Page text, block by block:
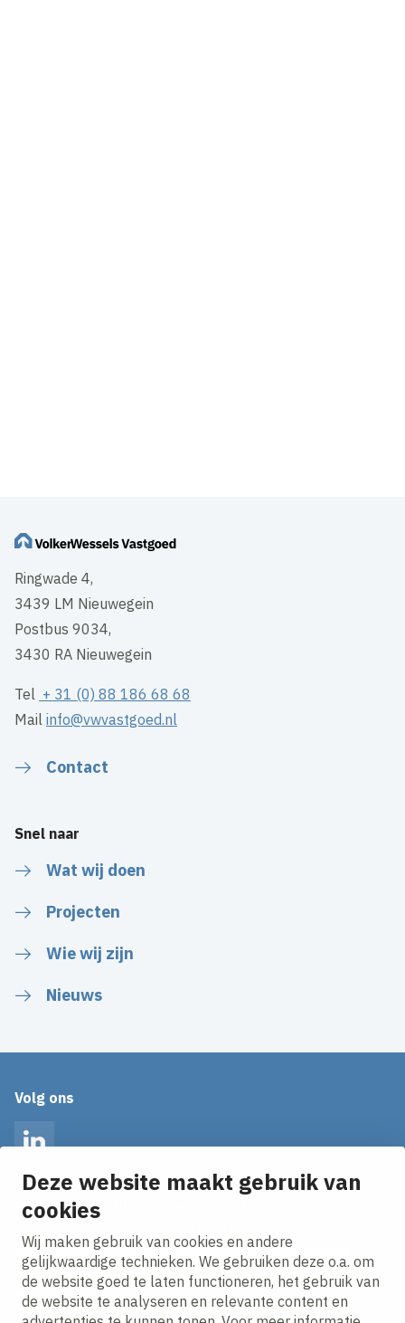
Deze website maakt gebruik van
cookies
Wij maken gebruik van cookies en andere
gelijkwaardige technieken. We gebruiken deze o.a. om
de website goed te laten functioneren, het gebruik van
de website te analyseren en relevante content en
Ringwade 4,
3439 LM Nieuwegein
Postbus 9034,
3430 RA Nieuwegein
Tel + 31 (0) 88 186 68 68
Mailinfo@vwvastgoed.nl
Contact
Snel naar
Wat wij doen
Projecten
Wie wij zijn
Nieuws
Volg ons
Op de hoogte blijven van het laatste nieuws?
E-mailadres
Ik ga akkoord met hetprivacy statement.